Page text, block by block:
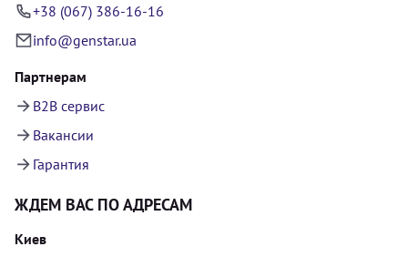
+38 (067) 386-16-16
info@genstar.ua
Партнерам
B2B сервис
Вакансии
Гарантия
ЖДЕМ ВАС ПО АДРЕСАМ
Киев